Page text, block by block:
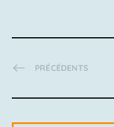
ACTIVITÉS
PRÉCÉDENTS